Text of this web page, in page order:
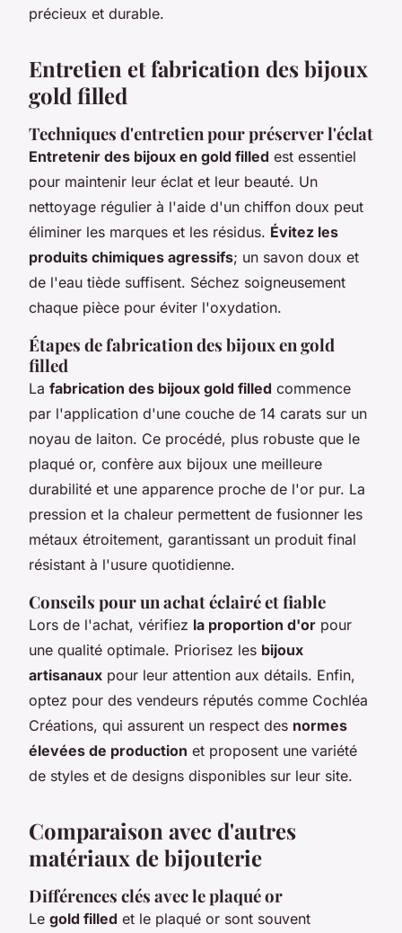
précieux et durable.
Entretien et fabrication des bijoux
gold filled
Techniques d'entretien pour préserver l'éclat
Entretenir des bijoux en gold filled est essentiel
pour maintenir leur éclat et leur beauté. Un
nettoyage régulier à l'aide d'un chiffon doux peut
éliminer les marques et les résidus. Évitez les
produits chimiques agressifs; un savon doux et
de l'eau tiède suffisent. Séchez soigneusement
chaque pièce pour éviter l'oxydation.
Étapes de fabrication des bijoux en gold
filled
La fabrication des bijoux gold filled commence
par l'application d'une couche de 14 carats sur un
noyau de laiton. Ce procédé, plus robuste que le
plaqué or, confère aux bijoux une meilleure
durabilité et une apparence proche de l'or pur. La
pression et la chaleur permettent de fusionner les
métaux étroitement, garantissant un produit final
résistant à l'usure quotidienne.
Conseils pour un achat éclairé et fiable
Lors de l'achat, vérifiez la proportion d'or pour
une qualité optimale. Priorisez les bijoux
artisanaux pour leur attention aux détails. Enfin,
optez pour des vendeurs réputés comme Cochléa
Créations, qui assurent un respect des normes
élevées de production et proposent une variété
de styles et de designs disponibles sur leur site.
Comparaison avec d'autres
matériaux de bijouterie
Différences clés avec le plaqué or
Le gold filled et le plaqué or sont souvent